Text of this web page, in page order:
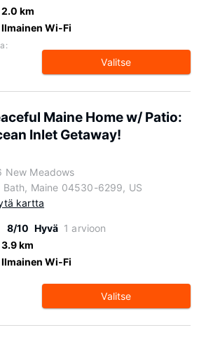
2.0 km
Ilmainen Wi-Fi
Valitse
Maine Home w/ Patio:
Inlet Getaway!
New Meadows
Bath, Maine 04530-6299, US
kartta
8/10 Hyvä 1 arvioon
3.9 km
Ilmainen Wi-Fi
Valitse